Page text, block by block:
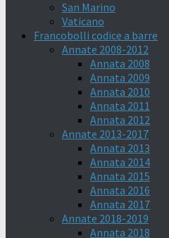
San Marino
Vaticano
Francobolli codice a barre
Annate 2008-2012
Annata 2008
Annata 2009
Annata 2010
Annata 2011
Annata 2012
Annate 2013-2017
Annata 2013
Annata 2014
Annata 2015
Annata 2016
Annata 2017
Annate 2018-2019
Annata 2018